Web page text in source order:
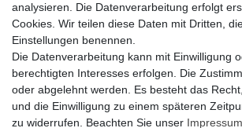
© Copyright 2026 Ripos24| Alle Rechte
analysieren. Die Datenverarbeitung erfolgt
Cookies. Wir teilen diese Daten mit Dritten,
Einstellungen benennen.
Die Datenverarbeitung kann mit Einwilligung
berechtigten Interesses erfolgen. Die
oder abgelehnt werden. Es besteht das
und die Einwilligung zu einem späteren
zu widerrufen. Beachten Sie unser Impressum